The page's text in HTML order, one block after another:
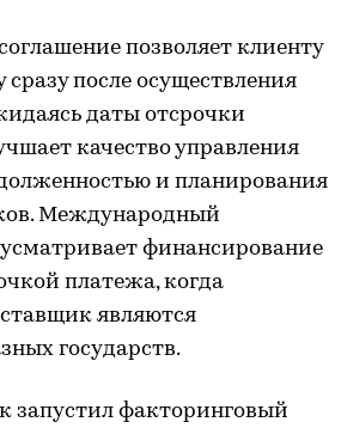
позволяет клиенту
сразу после осуществления
даты отсрочки
качество управления
и планирования
Международный
финансирование
платежа, когда
являются
государств.
запустил факторинговый